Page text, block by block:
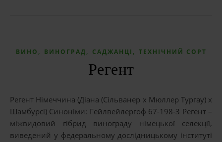
ВИНО , ВИНОГРАД, САДЖАНЦІ , ТЕХНІЧНИЙ СОРТ
Регент
Регент Німеччина (Діана (Сільванер x Мюллер Тургау) x
Шамбурсі) Синоніми: Гейлвейлергоф 67-198-3 Регент –
міжвидовий гібрид винограду німецької селекції,
виведений у федеральному дослідницькому інституті